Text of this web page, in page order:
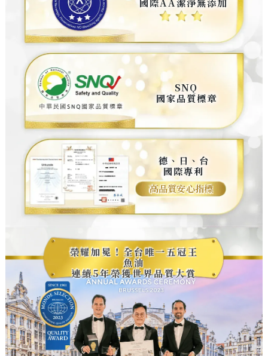
SNQ
國家品質標章
德、日、台
國際專利
高品質安心指標
榮耀加冕！全台唯一五冠王
魚油
連續5年榮獲世界品質大賞